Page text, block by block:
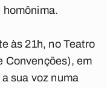
homônima.
às 21h, no Teatro
Convenções), em
sua voz numa